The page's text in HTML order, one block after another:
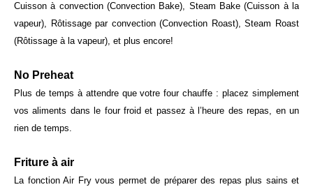
Cuisson à convection (Convection Bake), Steam Bake (Cuisson à la
vapeur), Rôtissage par convection (Convection Roast), Steam Roast
(Rôtissage à la vapeur), et plus encore!
No Preheat
Plus de temps à attendre que votre four chauffe : placez simplement
vos aliments dans le four froid et passez à l’heure des repas, en un
rien de temps.
Friture à air
La fonction Air Fry vous permet de préparer des repas plus sains et